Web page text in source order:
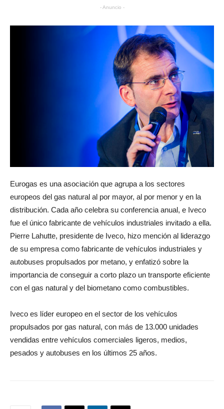
- Anuncio -
Eurogas es una asociación que agrupa a los sectores
europeos del gas natural al por mayor, al por menor y en la
distribución. Cada año celebra su conferencia anual, e Iveco
fue el único fabricante de vehículos industriales invitado a ella.
Pierre Lahutte, presidente de Iveco, hizo mención al liderazgo
de su empresa como fabricante de vehículos industriales y
autobuses propulsados por metano, y enfatizó sobre la
importancia de conseguir a corto plazo un transporte eficiente
con el gas natural y del biometano como combustibles.
Iveco es líder europeo en el sector de los vehículos
propulsados por gas natural, con más de 13.000 unidades
vendidas entre vehículos comerciales ligeros, medios,
pesados y autobuses en los últimos 25 años.